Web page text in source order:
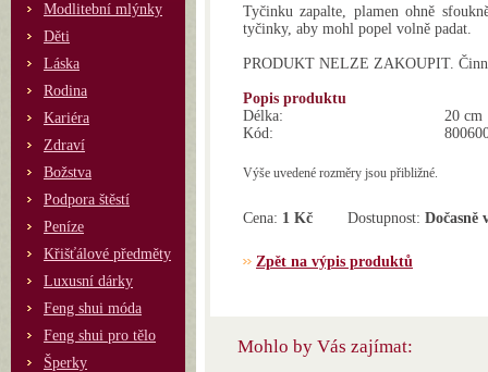
Modlitební mlýnky
Děti
Láska
Rodina
Kariéra
Zdraví
Božstva
Podpora štěstí
Peníze
Křišťálové předměty
Luxusní dárky
Feng shui móda
Feng shui pro tělo
Šperky
Tyčinku zapalte, plamen ohně
tyčinky, aby mohl popel volně padat.
PRODUKT NELZE ZAKOUPIT.
Popis produktu
Délka:
20 cm
Kód:
Výše uvedené rozměry jsou přibližné.
Cena: 1 Kč Dostupnost: Dočasně
Zpět na výpis produktů
Mohlo by Vás zajímat: